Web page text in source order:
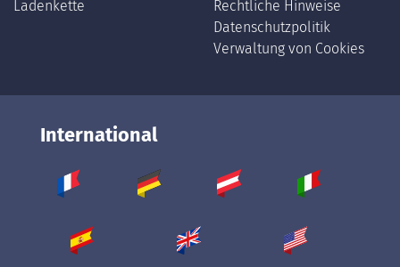
Ladenkette
Rechtliche Hinweise
Datenschutzpolitik
Verwaltung von Cookies
International